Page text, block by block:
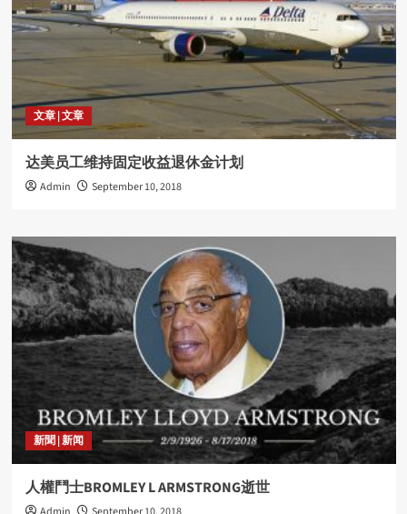
文章 | 文章
达美员工维持固定收益退休金计划
Admin September 10, 2018
新聞 | 新闻
人權鬥士BROMLEY L ARMSTRONG逝世